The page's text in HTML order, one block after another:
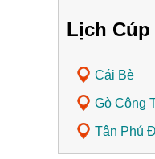
Lịch Cúp
Cái Bè
Gò Công
Tân Phú